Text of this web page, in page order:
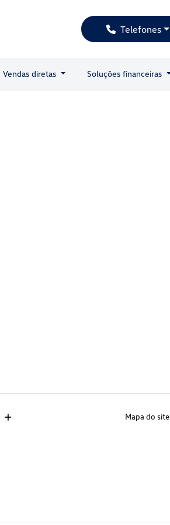
Telefones
Vendas diretas Soluções financeiras
Mapa do site